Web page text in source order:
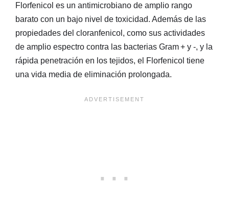
Florfenicol es un antimicrobiano de amplio rango
barato con un bajo nivel de toxicidad. Además de las
propiedades del cloranfenicol, como sus actividades
de amplio espectro contra las bacterias Gram + y -, y la
rápida penetración en los tejidos, el Florfenicol tiene
una vida media de eliminación prolongada.